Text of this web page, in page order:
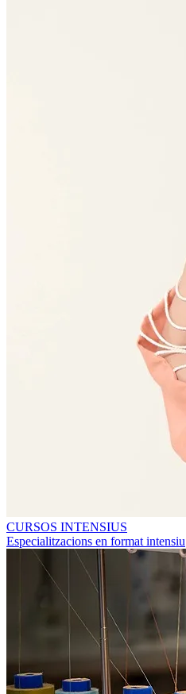
CURSOS INTENSIUS
Especialitzacions en format intensiu